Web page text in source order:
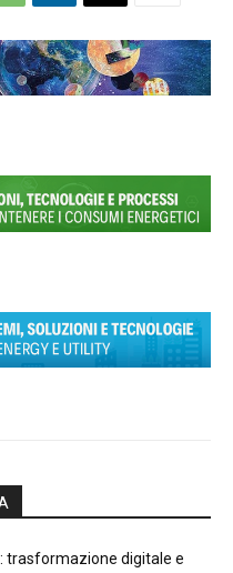
trasformazione digitale e